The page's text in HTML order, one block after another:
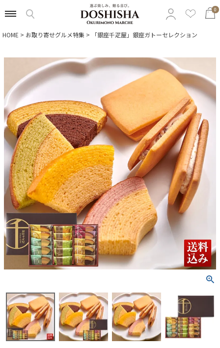
0
特集から選ぶ
予算から選ぶ
カテゴリから選ぶ
贈る相手から選ぶ
HOME お取り寄せグルメ特集 「銀座千疋屋」銀座ガトーセレクション